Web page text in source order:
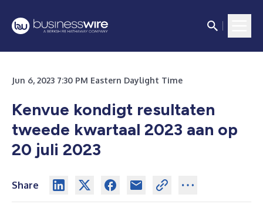
Jun 6, 2023 7:30 PM Eastern Daylight Time
Kenvue kondigt resultaten
tweede kwartaal 2023 aan op
20 juli 2023
Share